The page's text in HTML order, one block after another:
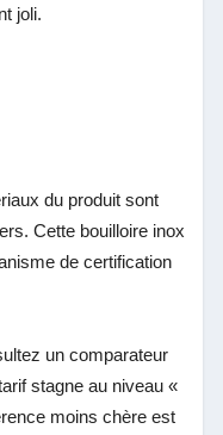
joli.
du produit sont
Cette bouilloire inox
de certification
un comparateur
stagne au niveau «
moins chère est